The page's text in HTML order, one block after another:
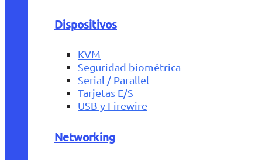
Dispositivos
KVM
Seguridad biométrica
Serial / Parallel
Tarjetas E/S
USB y Firewire
Networking